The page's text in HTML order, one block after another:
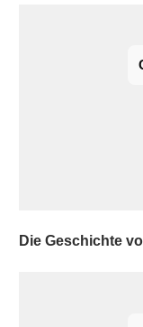
Die Geschichte